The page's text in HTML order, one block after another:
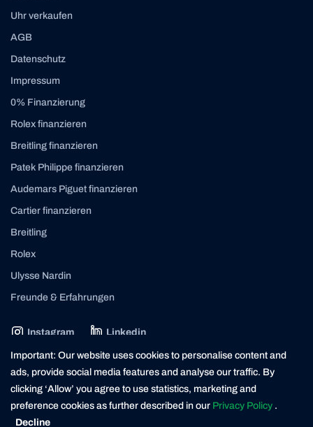
Uhr verkaufen
AGB
Datenschutz
Impressum
0% Finanzierung
Rolex finanzieren
Breitling finanzieren
Patek Philippe finanzieren
Audemars Piguet finanzieren
Cartier finanzieren
Breitling
Rolex
Ulysse Nardin
Freunde & Erfahrungen
Instagram Linkedin
contact@yourasset.com
* Die Kreditvergabe ist verboten, wenn sie zur Überschuldung des Verbrauchers führt (Art. 3
UWG). Der Darlehensgeber ist ein in der Schweiz ansässiger Finanzierungspartner der
Important: Our website uses cookies to personalise content and
ads, provide social media features and analyse our traffic. By
clicking ‘Allow’ you agree to use statistics, marketing and
preference cookies as further described in our Privacy Policy .
Decline